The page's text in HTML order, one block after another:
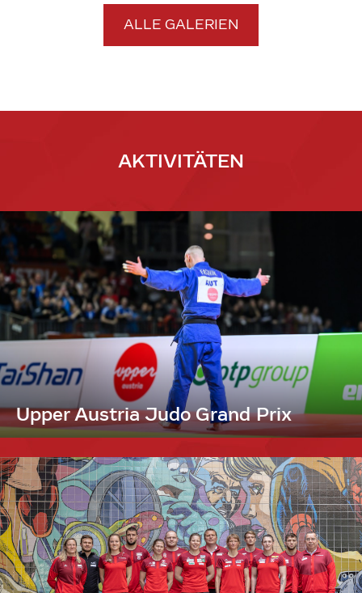
ALLE GALERIEN
AKTIVITÄTEN
Upper Austria Judo Grand Prix